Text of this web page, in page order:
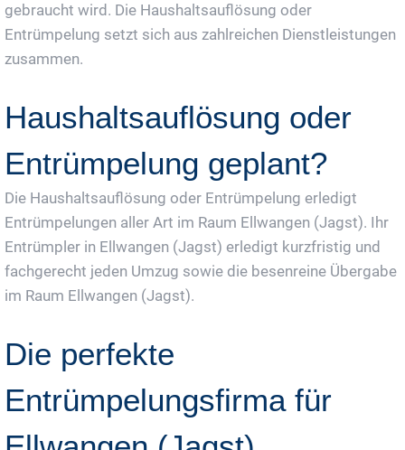
gebraucht wird. Die Haushaltsauflösung oder
Entrümpelung setzt sich aus zahlreichen Dienstleistungen
zusammen.
Haushaltsauflösung oder
Entrümpelung geplant?
Die Haushaltsauflösung oder Entrümpelung erledigt
Entrümpelungen aller Art im Raum Ellwangen (Jagst). Ihr
Entrümpler in Ellwangen (Jagst) erledigt kurzfristig und
fachgerecht jeden Umzug sowie die besenreine Übergabe
im Raum Ellwangen (Jagst).
Die perfekte
Entrümpelungsfirma für